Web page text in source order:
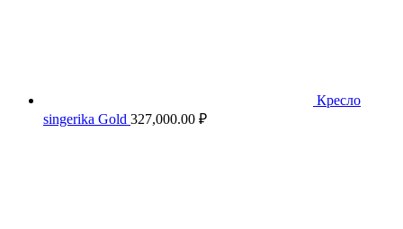
Кресло
singerika Gold 327,000.00 ₽